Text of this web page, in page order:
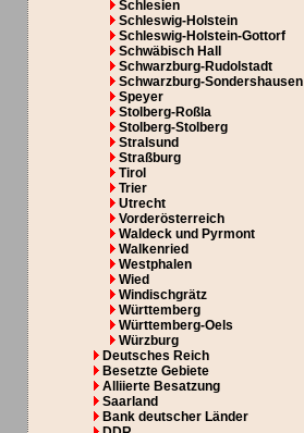
Schlesien
Schleswig-Holstein
Schleswig-Holstein-Gottorf
Schwäbisch Hall
Schwarzburg-Rudolstadt
Schwarzburg-Sondershausen
Speyer
Stolberg-Roßla
Stolberg-Stolberg
Stralsund
Straßburg
Tirol
Trier
Utrecht
Vorderösterreich
Waldeck und Pyrmont
Walkenried
Westphalen
Wied
Windischgrätz
Württemberg
Württemberg-Oels
Würzburg
Deutsches Reich
Besetzte Gebiete
Alliierte Besatzung
Saarland
Bank deutscher Länder